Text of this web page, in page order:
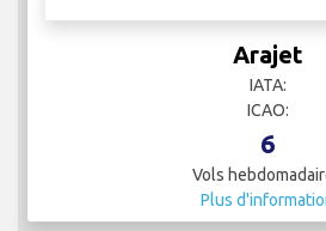
Arajet
IATA:
ICAO:
6
Vols
Plus